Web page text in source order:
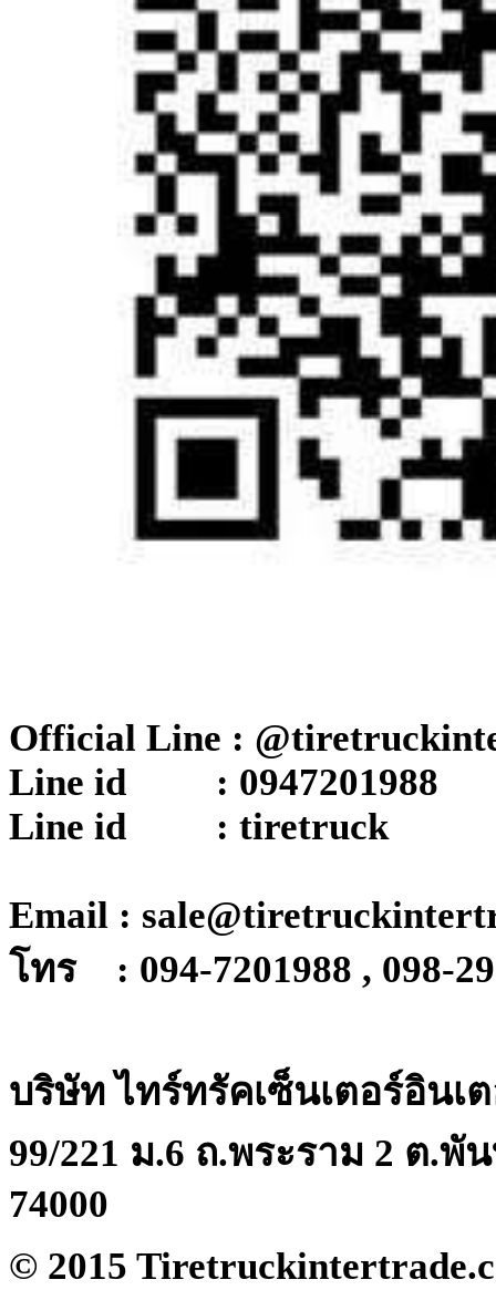
Official Line :
Line id : 0947201988
Line id : tiretruck
Email :
โทร : 094-7201988 , 098-
บริษัท ไทร์ทรัคเซ็นเตอร์อินเ
99/221 ม.6 ถ.พระราม 2 ต.พั
74000
© 2015